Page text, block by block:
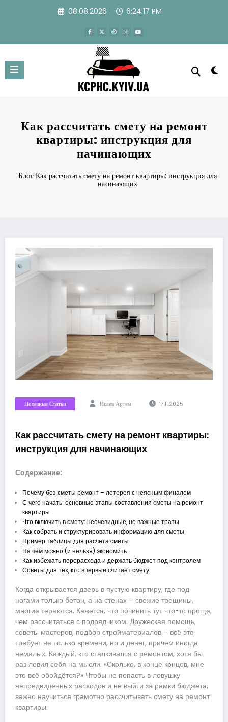
08.08.2026 6:24:18 PM
Как рассчитать смету на ремонт
квартиры: инструкция для
начинающих
Блог Как рассчитать смету на ремонт квартиры: инструкция для
начинающих
Полезные Статьи Исаев Артем 17.11.2025
Как рассчитать смету на ремонт квартиры:
инструкция для начинающих
Содержание:
Почему без сметы ремонт – лотерея с неясным финалом
С чего начать: основные этапы составления сметы на ремонт
квартиры
Что включить в смету: неочевидные, но важные траты
Как собрать и структурировать информацию для сметы
Пример таблицы для расчёта сметы
На чём можно (и нельзя) экономить
Как избежать перерасхода и держать бюджет под контролем
Советы для тех, кто впервые считает смету
Когда открывается дверь в пустую квартиру, где под
ногами только бетон, а на стенах – свежие трещины,
многие теряются. Кажется, что починить тут что-то проще,
чем рассчитаться с подрядчиком. Дружеская помощь,
советы мастеров, подбор стройматериалов – всё это
требует не только времени, но и денег, причём иногда
немалых. Каждый, кто сталкивался с ремонтом, хотя бы
раз ловил себя на мысли: «Сколько, в конце концов, мне
это всё обойдётся?» Чтобы не попасть в ловушку
непредвиденных расходов и не выйти за рамки бюджета,
важно научиться грамотно рассчитывать смету на ремонт
квартиры.